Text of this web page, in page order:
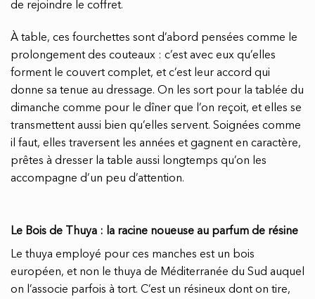
de rejoindre le coffret.
À table, ces fourchettes sont d’abord pensées comme le
prolongement des couteaux : c’est avec eux qu’elles
forment le couvert complet, et c’est leur accord qui
donne sa tenue au dressage. On les sort pour la tablée du
dimanche comme pour le dîner que l’on reçoit, et elles se
transmettent aussi bien qu’elles servent. Soignées comme
il faut, elles traversent les années et gagnent en caractère,
prêtes à dresser la table aussi longtemps qu’on les
accompagne d’un peu d’attention.
Le Bois de Thuya : la racine noueuse au parfum de résine
Le thuya employé pour ces manches est un bois
européen, et non le thuya de Méditerranée du Sud auquel
on l’associe parfois à tort. C’est un résineux dont on tire,